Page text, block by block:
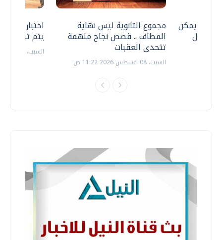
اختبارات
يتم
السبت، 18 يوليو 2026 09:22 ص
مجموع الثانوية ليس نهاية
المطاف .. قصص نجاح ملهمة
تتحدى العقبات
السبت، 08 اغسطس 2026 11:22 ص
.. هل يمكن
نتعامل